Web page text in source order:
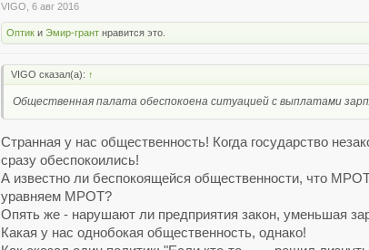
VIGO 6 авг 2016
Оптик иЭмир-грант нравится это.
VIGO сказал(а): ↑
Общественная палата обеспокоена ситуацией с выплатами
Странная у нас общественность! Когда государство
сразу обеспокоились!
А известно ли беспокоящейся общественности, что
уравняем МРОТ?
Опять же - нарушают ли предприятия закон, уменьшая
Какая у нас однобокая общественность, однако!